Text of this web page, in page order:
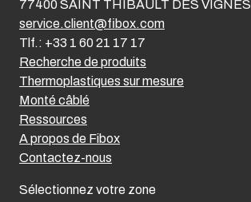
Recherche de produits
Thermoplastiques sur mesure
Monté câblé
Ressources
A propos de Fibox
Contactez-nous
Sélectionnez votre zone
77400 SAINT THIBAULT DES VIGNES
service.client@fibox.com
Tlf.: +33 1 60 21 17 17